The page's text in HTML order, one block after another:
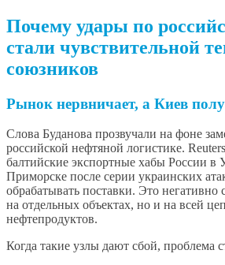
Почему удары по
стали чувствительной
союзников
Рынок нервничает, а Киев
Слова Буданова прозвучали на фоне
российской нефтяной логистике.
балтийские экспортные хабы России в
Приморске после серии украинских
обрабатывать поставки. Это негативно
на отдельных объектах, но и на всей
нефтепродуктов.
Когда такие узлы дают сбой, проблема